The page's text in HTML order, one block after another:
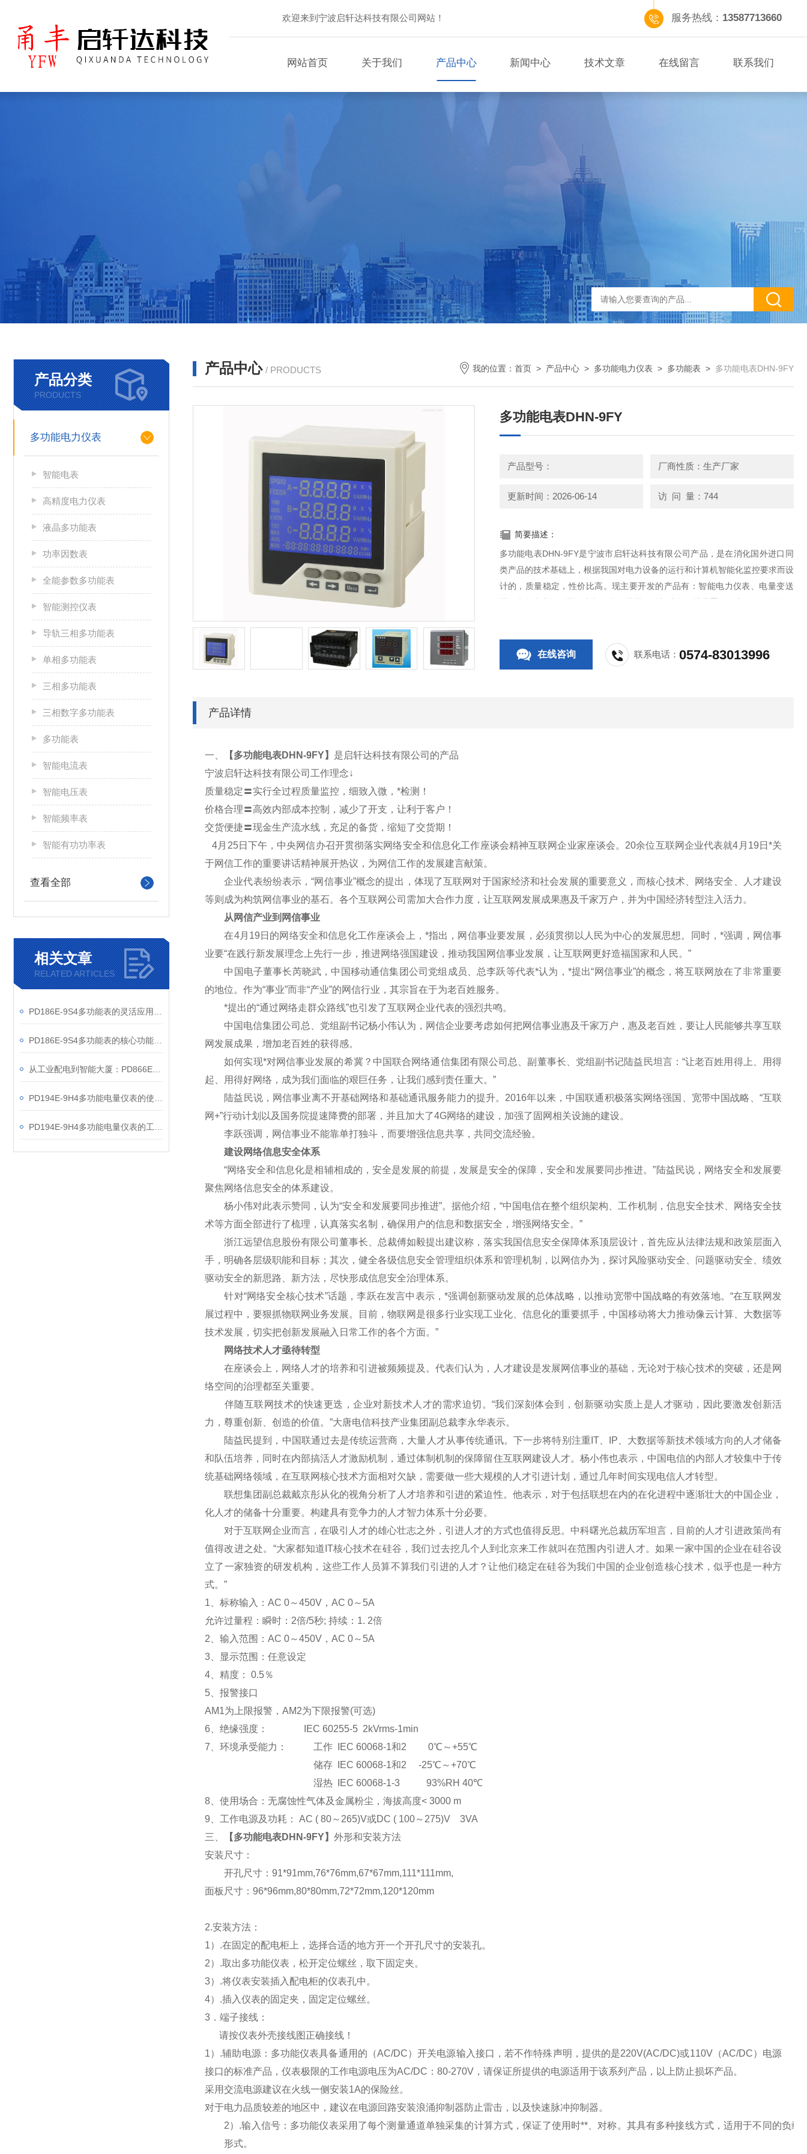
欢迎来到宁波启轩达科技有限公司网站！ 服务热线： 13587713660
网站首页 关于我们 产品中心 新闻中心 技术文章 在线留言 联系我们
产品分类
PRODUCTS
多功能电力仪表
智能电表
高精度电力仪表
液晶多功能表
功率因数表
全能参数多功能表
智能测控仪表
导轨三相多功能表
单相多功能表
三相多功能表
三相数字多功能表
多功能表
智能电流表
智能电压表
智能频率表
智能有功功率表
查看全部
相关文章
RELATED ARTICLES
产品中心 / PRODUCTS 我的位置： 首页 > 产品中心 > 多功能电力仪表 > 多功能表 > 多功能电表DHN-9FY
多功能电表DHN-9FY
产品型号： 厂商性质：生产厂家
更新时间：2026-06-14 访 问 量：744
简要描述：
多功能电表DHN-9FY是宁波市启轩达科技有限公司产品，是在消化国外进口同
类产品的技术基础上，根据我国对电力设备的运行和计算机智能化监控要求而设
计的，质量稳定，性价比高。现主要开发的产品有：智能电力仪表、电量变送
器、电气火灾探测器、电机智能保护器、微机综合保护装置、双电源自动转换开
在线咨询 联系电话：0574-83013996
产品详情
一、 【多功能电表DHN-9FY】 是启轩达科技有限公司的产品
宁波启轩达科技有限公司工作理念↓
质量稳定〓实行全过程质量监控，细致入微，*检测！
价格合理〓高效内部成本控制，减少了开支，让利于客户！
交货便捷〓现金生产流水线，充足的备货，缩短了交货期！
4月25日下午，中央网信办召开贯彻落实网络安全和信息化工作座谈会精神互联网企业家座谈会。20余位互联网企业代表就4月19日*关
于网信工作的重要讲话精神展开热议，为网信工作的发展建言献策。
企业代表纷纷表示，“网信事业”概念的提出，体现了互联网对于国家经济和社会发展的重要意义，而核心技术、网络安全、人才建设
等则成为构筑网信事业的基石。各个互联网公司需加大合作力度，让互联网发展成果惠及千家万户，并为中国经济转型注入活力。
从网信产业到网信事业
在4月19日的网络安全和信息化工作座谈会上，*指出，网信事业要发展，必须贯彻以人民为中心的发展思想。同时，*强调，网信事
业要“在践行新发展理念上先行一步，推进网络强国建设，推动我国网信事业发展，让互联网更好造福国家和人民。”
中国电子董事长芮晓武，中国移动通信集团公司党组成员、总李跃等代表*认为，*提出“网信事业”的概念，将互联网放在了非常重要
的地位。作为“事业”而非“产业”的网信行业，其宗旨在于为老百姓服务。
*提出的“通过网络走群众路线”也引发了互联网企业代表的强烈共鸣。
中国电信集团公司总、党组副书记杨小伟认为，网信企业要考虑如何把网信事业惠及千家万户，惠及老百姓，要让人民能够共享互联
网发展成果，增加老百姓的获得感。
如何实现*对网信事业发展的希冀？中国联合网络通信集团有限公司总、副董事长、党组副书记陆益民坦言：“让老百姓用得上、用得
起、用得好网络，成为我们面临的艰巨任务，让我们感到责任重大。”
陆益民说，网信事业离不开基础网络和基础通讯服务能力的提升。2016年以来，中国联通积极落实网络强国、宽带中国战略、“互联
网+”行动计划以及国务院提速降费的部署，并且加大了4G网络的建设，加强了固网相关设施的建设。
李跃强调，网信事业不能靠单打独斗，而要增强信息共享，共同交流经验。
建设网络信息安全体系
“网络安全和信息化是相辅相成的，安全是发展的前提，发展是安全的保障，安全和发展要同步推进。”陆益民说，网络安全和发展要
聚焦网络信息安全的体系建设。
杨小伟对此表示赞同，认为“安全和发展要同步推进”。据他介绍，“中国电信在整个组织架构、工作机制，信息安全技术、网络安全技
术等方面全部进行了梳理，认真落实名制，确保用户的信息和数据安全，增强网络安全。”
浙江远望信息股份有限公司董事长、总裁傅如毅提出建议称，落实我国信息安全保障体系顶层设计，首先应从法律法规和政策层面入
手，明确各层级职能和目标；其次，健全各级信息安全管理组织体系和管理机制，以网信办为，探讨风险驱动安全、问题驱动安全、绩效
驱动安全的新思路、新方法，尽快形成信息安全治理体系。
针对“网络安全核心技术”话题，李跃在发言中表示，*强调创新驱动发展的总体战略，以推动宽带中国战略的有效落地。“在互联网发
展过程中，要狠抓物联网业务发展。目前，物联网是很多行业实现工业化、信息化的重要抓手，中国移动将大力推动像云计算、大数据等
技术发展，切实把创新发展融入日常工作的各个方面。”
网络技术人才亟待转型
在座谈会上，网络人才的培养和引进被频频提及。代表们认为，人才建设是发展网信事业的基础，无论对于核心技术的突破，还是网
络空间的治理都至关重要。
伴随互联网技术的快速更迭，企业对新技术人才的需求迫切。“我们深刻体会到，创新驱动实质上是人才驱动，因此要激发创新活
力，尊重创新、创造的价值。”大唐电信科技产业集团副总裁李永华表示。
陆益民提到，中国联通过去是传统运营商，大量人才从事传统通讯。下一步将特别注重IT、IP、大数据等新技术领域方向的人才储备
和队伍培养，同时在内部搞活人才激励机制，通过体制机制的保障留住互联网建设人才。杨小伟也表示，中国电信的内部人才较集中于传
统基础网络领域，在互联网核心技术方面相对欠缺，需要做一些大规模的人才引进计划，通过几年时间实现电信人才转型。
联想集团副总裁戴京彤从化的视角分析了人才培养和引进的紧迫性。他表示，对于包括联想在内的在化进程中逐渐壮大的中国企业，
化人才的储备十分重要。构建具有竞争力的人才智力体系十分必要。
对于互联网企业而言，在吸引人才的雄心壮志之外，引进人才的方式也值得反思。中科曙光总裁历军坦言，目前的人才引进政策尚有
值得改进之处。“大家都知道IT核心技术在硅谷，我们过去挖几个人到北京来工作就叫在范围内引进人才。如果一家中国的企业在硅谷设
立了一家独资的研发机构，这些工作人员算不算我们引进的人才？让他们稳定在硅谷为我们中国的企业创造核心技术，似乎也是一种方
式。”
1 、标称输入：AC 0～450V ，AC 0～5A
允许过量程：瞬时：2倍/5秒; 持续：1. 2倍
2 、输入范围：AC 0～450V ，AC 0～5A
3
显示范围： 任意设定
4 、精度： 0.5％
5
报警接口
AM1为上限报警，AM2为下限报警(可选)
6
绝缘强度： IEC 60255-5 2kVrms-1min
7
环境承受能力： 工作 IEC 60068-1和2 0℃～+55℃
储存 IEC 60068-1和2 -25℃～+70℃
湿热 IEC 60068-1-3 93%RH 40℃
8 、使用场合：无腐蚀性气体及金属粉尘，海拔高度< 3000 m
9 、工作电源及功耗： AC ( 80～265)V或DC ( 100～275)V 3VA
三、
【多功能电表DHN-9FY】 外形和安装方法
安装尺寸：
开孔尺寸：91*91mm,76*76mm,67*67mm,111*111mm,
面板尺寸：96*96mm,80*80mm,72*72mm,120*120mm
2.安装方法：
1）.在固定的配电柜上，选择合适的地方开一个开孔尺寸的安装孔。
2）.取出多功能仪表，松开定位螺丝，取下固定夹。
3）.将仪表安装插入配电柜的仪表孔中。
4）.插入仪表的固定夹，固定定位螺丝。
3 ．端子接线：
请按仪表外壳接线图正确接线！
1） .辅助电源：多功能仪表具备通用的（AC/DC）开关电源输入接口，若不作特殊声明，提供的是220V(AC/DC)或110V（AC/DC）电源
接口的标准产品，仪表极限的工作电源电压为AC/DC ： 80-270V ，请保证所提供的电源适用于该系列产品，以上防止损坏产品。
采用交流电源建议在火线一侧安装1A的保险丝。
对于电力品质较差的地区中，建议在电源回路安装浪涌抑制器防止雷击，以及快速脉冲抑制器。
2） .输入信号：多功能仪表采用了每个测量通道单独采集的计算方式，保证了使用时**、对称。其具有多种接线方式，适用于不同的负载
形式。